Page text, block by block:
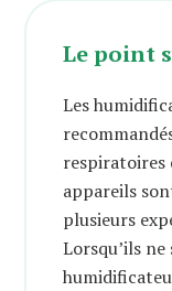
Le point
Les
respiratoires
appareils
plusieurs
Lorsqu’ils